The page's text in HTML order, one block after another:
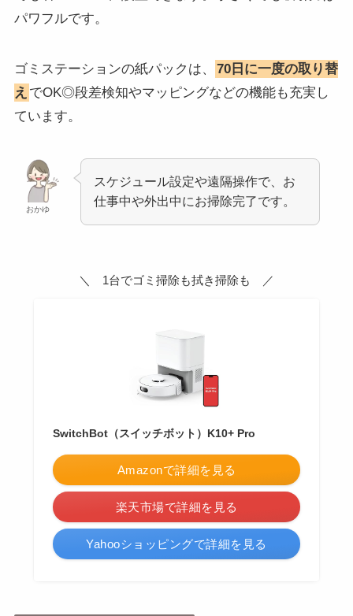
パワフルです。
ゴミステーションの紙パックは、
70日に一度の取り替
え でOK◎段差検知やマッピングなどの機能も充実し
ています。
おかゆ
スケジュール設定や遠隔操作で、お
仕事中や外出中にお掃除完了です。
＼ 1台でゴミ掃除も拭き掃除も ／
SwitchBot（スイッチボット）K10+ Pro
Amazonで詳細を見る
楽天市場で詳細を見る
Yahooショッピングで詳細を見る